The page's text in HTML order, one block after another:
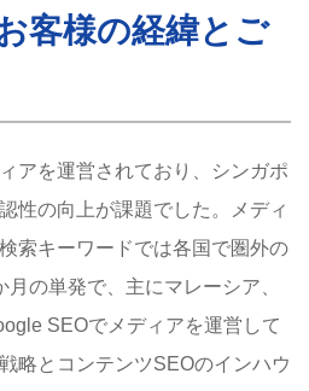
客様の経緯とご
アを運営されており、シンガポ
性の向上が課題でした。メディ
索キーワードでは各国で圏外の
の単発で、主にマレーシア、
SEOでメディアを運営して
略とコンテンツSEOのインハウ